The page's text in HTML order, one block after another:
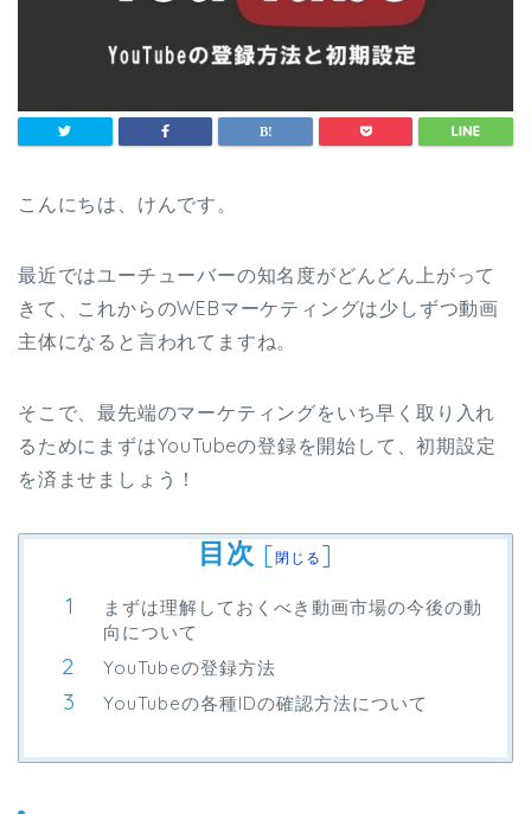
こんにちは、けんです。
最近ではユーチューバーの知名度がどんどん上がって
きて、これからのWEBマーケティングは少しずつ動画
主体になると言われてますね。
そこで、最先端のマーケティングをいち早く取り入れ
るためにまずはYouTubeの登録を開始して、初期設定
を済ませましょう！
目次 [閉じる ]
まずは理解しておくべき動画市場の今後の動
向について
YouTubeの登録方法
YouTubeの各種IDの確認方法について